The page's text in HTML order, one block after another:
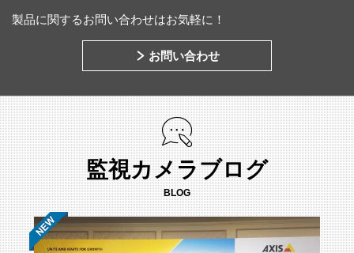
製品に関するお問い合わせはお気軽に！
お問い合わせ
監視カメラブログ
BLOG